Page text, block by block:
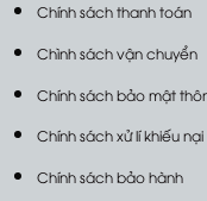
Chính sách thanh toán
Chình sách vận chuyển
Chính sách bảo mật
Chính sách xử lí khiếu nại
Chính sách bảo hành